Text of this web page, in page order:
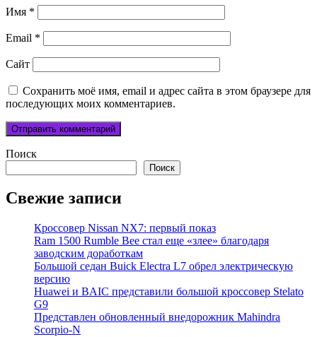
Имя *
Email *
Сайт
Сохранить моё имя, email и адрес сайта в этом браузере для
последующих моих комментариев.
Поиск
Поиск
Свежие записи
Кроссовер Nissan NX7: первый показ
Ram 1500 Rumble Bee стал еще «злее» благодаря
заводским доработкам
Большой седан Buick Electra L7 обрел электрическую
версию
Huawei и BAIC представили большой кроссовер Stelato
G9
Представлен обновленный внедорожник Mahindra
Scorpio-N